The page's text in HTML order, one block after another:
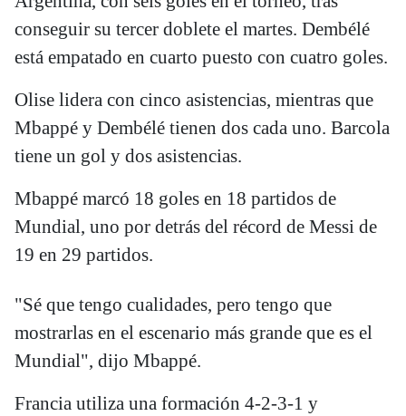
conseguir su tercer doblete el martes. Dembélé
está empatado en cuarto puesto con cuatro goles.
Olise lidera con cinco asistencias, mientras que
Mbappé y Dembélé tienen dos cada uno. Barcola
tiene un gol y dos asistencias.
Mbappé marcó 18 goles en 18 partidos de
Mundial, uno por detrás del récord de Messi de
19 en 29 partidos.
"Sé que tengo cualidades, pero tengo que
mostrarlas en el escenario más grande que es el
Mundial", dijo Mbappé.
Francia utiliza una formación 4-2-3-1 y